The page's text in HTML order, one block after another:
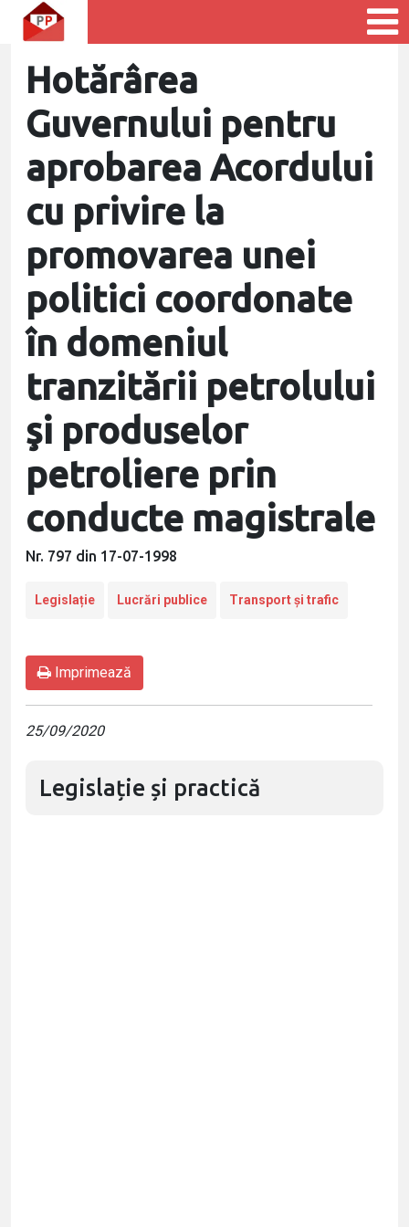
Hotărârea
Guvernului pentru
aprobarea Acordului
cu privire la
promovarea unei
politici coordonate
în domeniul
tranzitării petrolului
şi produselor
petroliere prin
conducte magistrale
Nr. 797 din 17-07-1998
Legislație Lucrări publice Transport și trafic
Imprimează
25/09/2020
Legislație și practică